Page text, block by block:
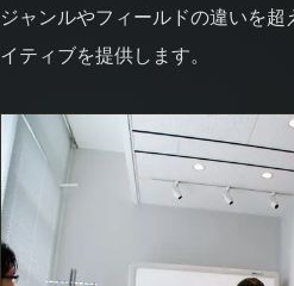
ジャンルやフィールドの違いを
イティブを提供します。